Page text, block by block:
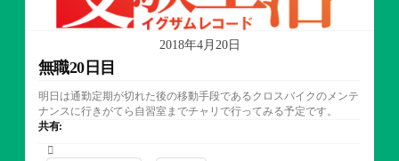
2018年4月20日
無職20日目
明日は通勤定期が切れた後の移動手段であるクロスバイクのメンテ
ナンスに行きがてら自習室までチャリで行ってみる予定です。
共有: